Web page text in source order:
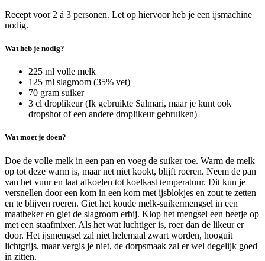
Recept voor 2 á 3 personen. Let op hiervoor heb je een ijsmachine
nodig.
Wat heb je nodig?
225 ml volle melk
125 ml slagroom (35% vet)
70 gram suiker
3 cl droplikeur (Ik gebruikte Salmari, maar je kunt ook
dropshot of een andere droplikeur gebruiken)
Wat moet je doen?
Doe de volle melk in een pan en voeg de suiker toe. Warm de melk
op tot deze warm is, maar net niet kookt, blijft roeren. Neem de pan
van het vuur en laat afkoelen tot koelkast temperatuur. Dit kun je
versnellen door een kom in een kom met ijsblokjes en zout te zetten
en te blijven roeren. Giet het koude melk-suikermengsel in een
maatbeker en giet de slagroom erbij. Klop het mengsel een beetje op
met een staafmixer. Als het wat luchtiger is, roer dan de likeur er
door. Het ijsmengsel zal niet helemaal zwart worden, hooguit
lichtgrijs, maar vergis je niet, de dorpsmaak zal er wel degelijk goed
in zitten.